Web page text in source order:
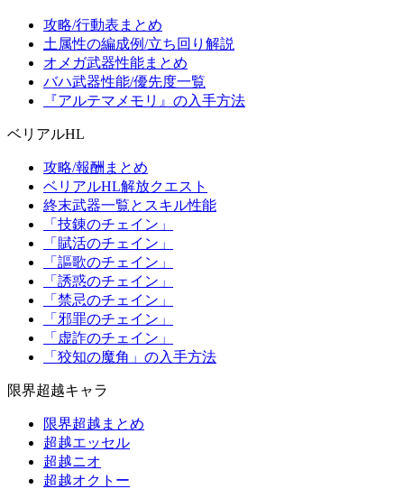
攻略/行動表まとめ
土属性の編成例/立ち回り解説
オメガ武器性能まとめ
バハ武器性能/優先度一覧
『アルテマメモリ』の入手方法
ベリアルHL
攻略/報酬まとめ
ベリアルHL解放クエスト
終末武器一覧とスキル性能
「技錬のチェイン」
「賦活のチェイン」
「謳歌のチェイン」
「誘惑のチェイン」
「禁忌のチェイン」
「邪罪のチェイン」
「虚詐のチェイン」
「狡知の魔角」の入手方法
限界超越キャラ
限界超越まとめ
超越エッセル
超越ニオ
超越オクトー